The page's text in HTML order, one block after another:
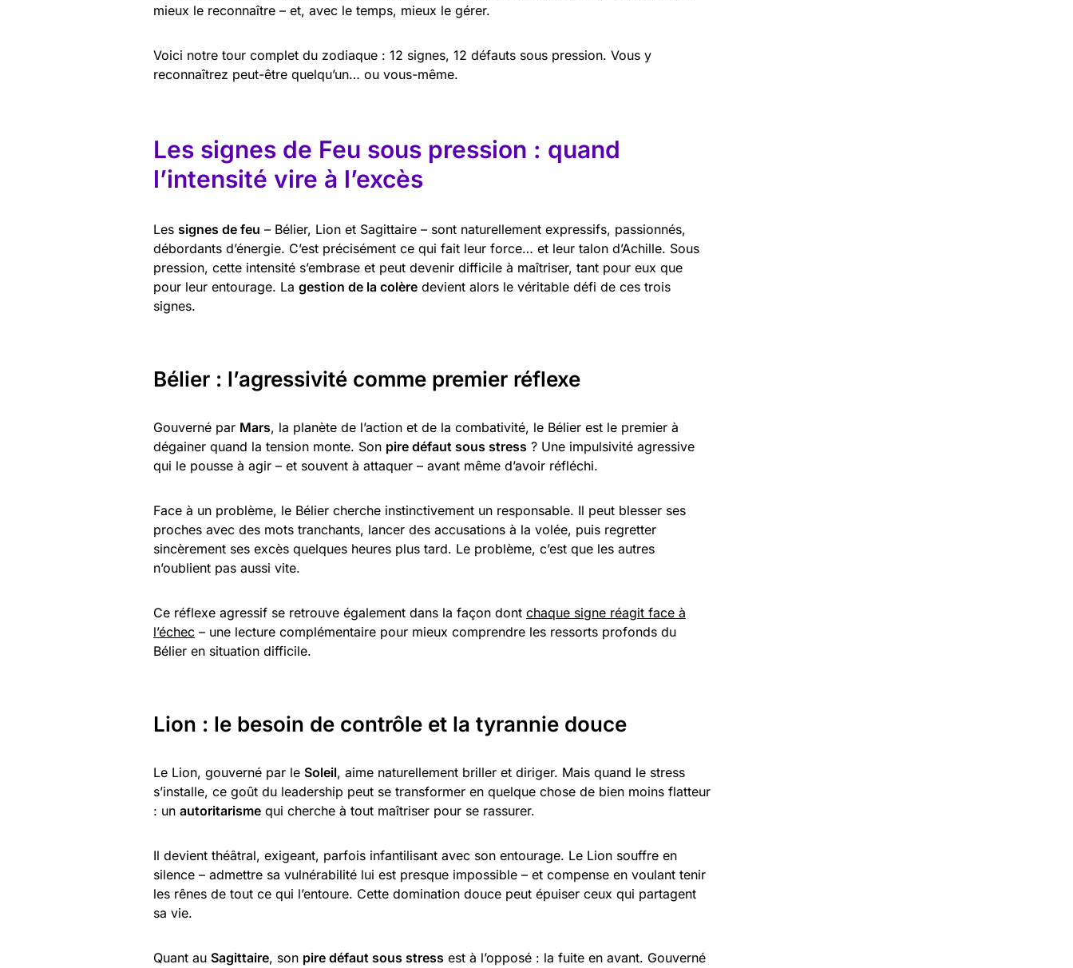
mieux le reconnaître – et, avec le temps, mieux le gérer.
Voici notre tour complet du zodiaque : 12 signes, 12 défauts sous pression. Vous y
reconnaîtrez peut-être quelqu’un… ou vous-même.
Les signes de Feu sous pression : quand
l’intensité vire à l’excès
Les signes de feu – Bélier, Lion et Sagittaire – sont naturellement expressifs, passionnés,
débordants d’énergie. C’est précisément ce qui fait leur force… et leur talon d’Achille. Sous
pression, cette intensité s’embrase et peut devenir difficile à maîtriser, tant pour eux que
pour leur entourage. La gestion de la colère devient alors le véritable défi de ces trois
signes.
Bélier : l’agressivité comme premier réflexe
Gouverné par Mars, la planète de l’action et de la combativité, le Bélier est le premier à
dégainer quand la tension monte. Son pire défaut sous stress ? Une impulsivité agressive
qui le pousse à agir – et souvent à attaquer – avant même d’avoir réfléchi.
Face à un problème, le Bélier cherche instinctivement un responsable. Il peut blesser ses
proches avec des mots tranchants, lancer des accusations à la volée, puis regretter
sincèrement ses excès quelques heures plus tard. Le problème, c’est que les autres
n’oublient pas aussi vite.
Ce réflexe agressif se retrouve également dans la façon dont chaque signe réagit face à
l’échec – une lecture complémentaire pour mieux comprendre les ressorts profonds du
Bélier en situation difficile.
Lion : le besoin de contrôle et la tyrannie douce
Le Lion, gouverné par le Soleil, aime naturellement briller et diriger. Mais quand le stress
s’installe, ce goût du leadership peut se transformer en quelque chose de bien moins flatteur
: un autoritarisme qui cherche à tout maîtriser pour se rassurer.
Il devient théâtral, exigeant, parfois infantilisant avec son entourage. Le Lion souffre en
silence – admettre sa vulnérabilité lui est presque impossible – et compense en voulant tenir
les rênes de tout ce qui l’entoure. Cette domination douce peut épuiser ceux qui partagent
sa vie.
Quant au Sagittaire, son pire défaut sous stress est à l’opposé : la fuite en avant. Gouverné